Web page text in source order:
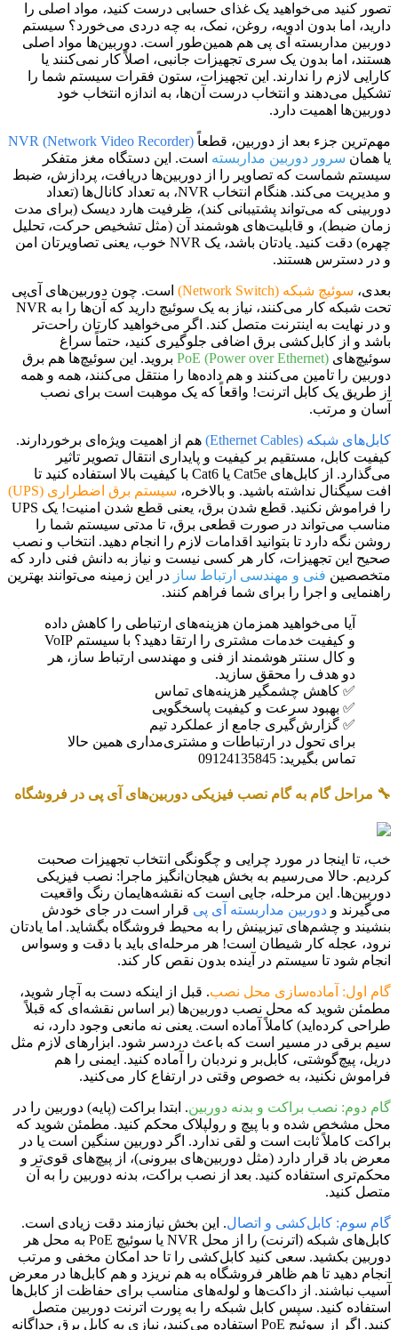
تصور کنید می‌خواهید یک غذای حسابی درست کنید، مواد اصلی را
دارید، اما بدون ادویه، روغن، نمک، به چه دردی می‌خورد؟ سیستم
دوربین مداربسته آی پی هم همین‌طور است. دوربین‌ها مواد اصلی
هستند، اما بدون یک سری تجهیزات جانبی، اصلاً کار نمی‌کنند یا
کارایی لازم را ندارند. این تجهیزات، ستون فقرات سیستم شما را
تشکیل می‌دهند و انتخاب درست آن‌ها، به اندازه انتخاب خود
دوربین‌ها اهمیت دارد.
مهم‌ترین جزء بعد از دوربین، قطعاً NVR (Network Video Recorder)
یا همان سرور دوربین مداربسته است. این دستگاه مغز متفکر
سیستم شماست که تصاویر را از دوربین‌ها دریافت، پردازش، ضبط
و مدیریت می‌کند. هنگام انتخاب NVR، به تعداد کانال‌ها (تعداد
دوربینی که می‌تواند پشتیبانی کند)، ظرفیت هارد دیسک (برای مدت
زمان ضبط)، و قابلیت‌های هوشمند آن (مثل تشخیص حرکت، تحلیل
چهره) دقت کنید. یادتان باشد، یک NVR خوب، یعنی تصاویرتان امن
و در دسترس هستند.
بعدی، سوئیچ شبکه (Network Switch)
است. چون دوربین‌های آی‌پی
تحت شبکه کار می‌کنند، نیاز به یک سوئیچ دارید که آن‌ها را به NVR
و در نهایت به اینترنت متصل کند. اگر می‌خواهید کارتان راحت‌تر
باشد و از کابل‌کشی برق اضافی جلوگیری کنید، حتماً سراغ
سوئیچ‌های PoE (Power over Ethernet) بروید. این سوئیچ‌ها هم برق
دوربین را تامین می‌کنند و هم داده‌ها را منتقل می‌کنند، همه و همه
از طریق یک کابل اترنت! واقعاً که یک موهبت است برای نصب
آسان و مرتب.
کابل‌های شبکه (Ethernet Cables)
هم از اهمیت ویژه‌ای برخوردارند.
کیفیت کابل، مستقیم بر کیفیت و پایداری انتقال تصویر تاثیر
می‌گذارد. از کابل‌های Cat5e یا Cat6 با کیفیت بالا استفاده کنید تا
افت سیگنال نداشته باشید. و بالاخره، سیستم برق اضطراری (UPS)
را فراموش نکنید. قطع شدن برق، یعنی قطع شدن امنیت! یک UPS
مناسب می‌تواند در صورت قطعی برق، تا مدتی سیستم شما را
روشن نگه دارد تا بتوانید اقدامات لازم را انجام دهید. انتخاب و نصب
صحیح این تجهیزات، کار هر کسی نیست و نیاز به دانش فنی دارد که
متخصصین فنی و مهندسی ارتباط ساز در این زمینه می‌توانند بهترین
راهنمایی و اجرا را برای شما فراهم کنند.
آیا می‌خواهید همزمان هزینه‌های ارتباطی را کاهش داده
و کیفیت خدمات مشتری را ارتقا دهید؟ با سیستم VoIP
و کال سنتر هوشمند از فنی و مهندسی ارتباط ساز، هر
دو هدف را محقق سازید.
✅ کاهش چشمگیر هزینه‌های تماس
✅ بهبود سرعت و کیفیت پاسخگویی
✅ گزارش‌گیری جامع از عملکرد تیم
برای تحول در ارتباطات و مشتری‌مداری همین حالا
تماس بگیرید: 09124135845
🔧 مراحل گام به گام نصب فیزیکی دوربین‌های آی پی در فروشگاه
خب، تا اینجا در مورد چرایی و چگونگی انتخاب تجهیزات صحبت
کردیم. حالا می‌رسیم به بخش هیجان‌انگیز ماجرا: نصب فیزیکی
دوربین‌ها. این مرحله، جایی است که نقشه‌هایمان رنگ واقعیت
می‌گیرند و دوربین مداربسته آی پی قرار است در جای خودش
بنشیند و چشم‌های تیزبینش را به محیط فروشگاه بگشاید. اما یادتان
نرود، عجله کار شیطان است! هر مرحله‌ای باید با دقت و وسواس
انجام شود تا سیستم در آینده بدون نقص کار کند.
گام اول: آماده‌سازی محل نصب. قبل از اینکه دست به آچار شوید،
مطمئن شوید که محل نصب دوربین‌ها (بر اساس نقشه‌ای که قبلاً
طراحی کرده‌اید) کاملاً آماده است. یعنی نه مانعی وجود دارد، نه
سیم برقی در مسیر است که باعث دردسر شود. ابزارهای لازم مثل
دریل، پیچ‌گوشتی، کابل‌بر و نردبان را آماده کنید. ایمنی را هم
فراموش نکنید، به خصوص وقتی در ارتفاع کار می‌کنید.
گام دوم: نصب براکت و بدنه دوربین. ابتدا براکت (پایه) دوربین را در
محل مشخص شده و با پیچ و رولپلاک محکم کنید. مطمئن شوید که
براکت کاملاً ثابت است و لقی ندارد. اگر دوربین سنگین است یا در
معرض باد قرار دارد (مثل دوربین‌های بیرونی)، از پیچ‌های قوی‌تر و
محکم‌تری استفاده کنید. بعد از نصب براکت، بدنه دوربین را به آن
متصل کنید.
گام سوم: کابل‌کشی و اتصال. این بخش نیازمند دقت زیادی است.
کابل‌های شبکه (اترنت) را از محل NVR یا سوئیچ PoE به محل هر
دوربین بکشید. سعی کنید کابل‌کشی را تا حد امکان مخفی و مرتب
انجام دهید تا هم ظاهر فروشگاه به هم نریزد و هم کابل‌ها در معرض
آسیب نباشند. از داکت‌ها و لوله‌های مناسب برای حفاظت از کابل‌ها
استفاده کنید. سپس کابل شبکه را به پورت اترنت دوربین متصل
کنید. اگر از سوئیچ PoE استفاده می‌کنید، نیازی به کابل برق جداگانه